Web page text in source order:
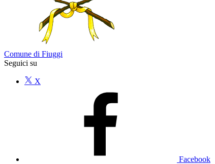
Comune di Fiuggi
Seguici su
X
Facebook